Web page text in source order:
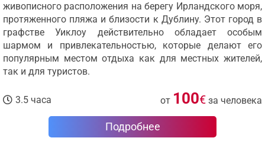
живописного расположения на берегу Ирландского моря,
протяженного пляжа и близости к Дублину. Этот город в
графстве Уиклоу действительно обладает особым
шармом и привлекательностью, которые делают его
популярным местом отдыха как для местных жителей,
так и для туристов.
3.5 часа от 100€ за человека
Подробнее